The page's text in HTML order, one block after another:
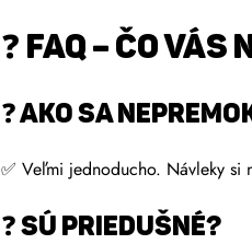
❓ FAQ – ČO
❓ AKO SA
✅ Veľmi jednoducho. Návleky si
❓ SÚ PRIEDUŠNÉ?